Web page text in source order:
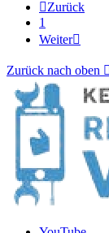
Zurück
1
Weiter
Zurück nach oben 